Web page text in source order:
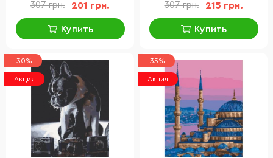
307 грн. 201 грн.
Купить
307 грн. 215 грн.
Купить
-30%
Акция
-35%
Акция